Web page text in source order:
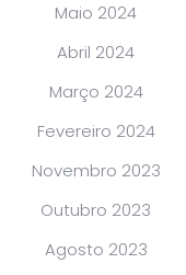
Maio 2024
Abril 2024
Março 2024
Fevereiro 2024
Novembro 2023
Outubro 2023
Agosto 2023